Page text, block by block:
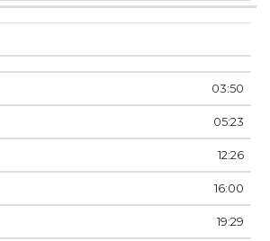
03:50
05:23
12:26
16:00
19:29